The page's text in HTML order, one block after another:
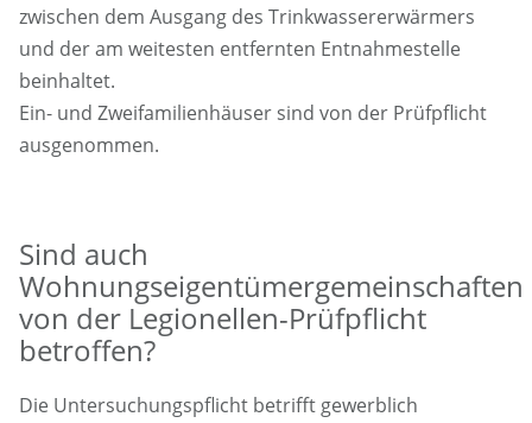
zwischen dem Ausgang des Trinkwassererwärmers
und der am weitesten entfernten Entnahmestelle
beinhaltet.
Ein- und Zweifamilienhäuser sind von der Prüfpflicht
ausgenommen.
Sind auch
Wohnungseigentümergemeinschaften
von der Legionellen-Prüfpflicht
betroffen?
Die Untersuchungspflicht betrifft gewerblich